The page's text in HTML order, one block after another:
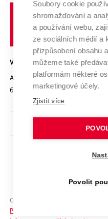
Výzkumné infrastruktury
Transfer znalostí
Open Science
Projekty
Projekty ze strukturálních
Specifický výzkum
Spolupráce se školami
Služby univerzity
Mezinárodní dohody
Univerzitní sítě
Udržitelná univerzita
Podnikavá univerzita /
Bezpečná univerzita
Vyznamenání
Organizační struktura
Ochrana osobních údajů
odkaz)
Sociální bezpečí
VYSOKÉ UČENÍ TECHNICKÉ V
Antonínská 548/1
602 00 Brno
Copyright © 2026 VUT
Prohlášení o přístupnosti
Soubory cookie
shromažďování a
a používání webu,
ze sociálních médií a
přizpůsobení obsahu
můžeme také
platformám některé
marketingové účely.
Zjistit více
Povolit